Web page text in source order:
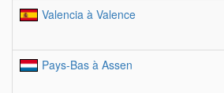
Valencia à Valence
Pays-Bas à Assen